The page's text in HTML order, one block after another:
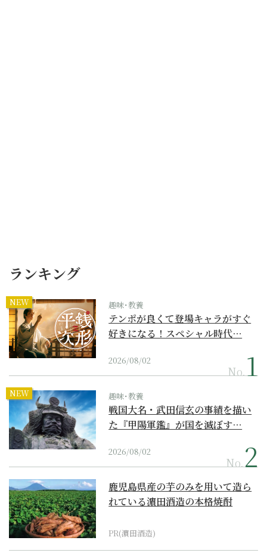
ランキング
NEW 趣味･教養
テンポが良くて登場キャラがすぐ
好きになる！スペシャル時代…
2026/08/02
No.
NEW 趣味･教養
戦国大名・武田信玄の事績を描い
た『甲陽軍鑑』が国を滅ぼす…
2026/08/02
No.
鹿児島県産の芋のみを用いて造ら
れている濵田酒造の本格焼酎
PR(濵田酒造)